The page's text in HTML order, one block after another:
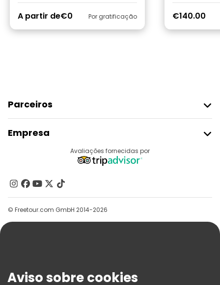
A partir de€0 Por gratificação €140.00
Parceiros
Registo Do Fornecedor
Programa De Afiliados
Empresa
Contacte-Nos
Grupos
Ajuda
Termos E Informações Legais
Avaliações fornecidas por
© Freetour.com GmbH 2014-2026
Aviso sobre cookies